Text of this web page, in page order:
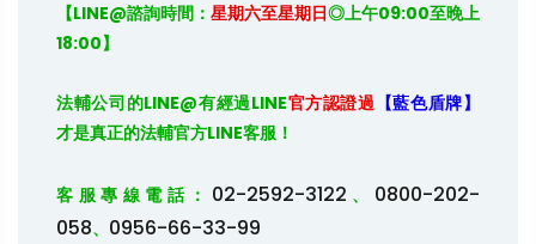
【LINE@諮詢時間： 星期六至星期日◎上午09:00至晚上
18:00】
法輔公司的LINE@有經過LINE官方認證過 【藍色盾牌】
才是真正的法輔官方LINE客服！
客服專線電話： 02-2592-3122 、 0800-202-
058、 0956-66-33-99